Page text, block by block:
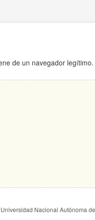
de un navegador legítimo.
Nacional Autónoma